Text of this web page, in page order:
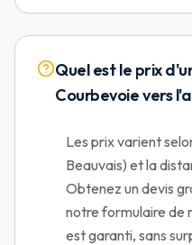
Quel est le prix
Courbevoie vers
Les prix varient
Beauvais) et la
Obtenez un devis
notre formulaire de
est garanti, sans